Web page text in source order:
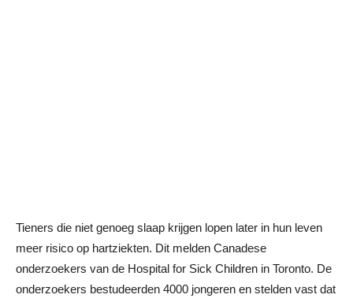
Tieners die niet genoeg slaap krijgen lopen later in hun leven
meer risico op hartziekten. Dit melden Canadese
onderzoekers van de Hospital for Sick Children in Toronto. De
onderzoekers bestudeerden 4000 jongeren en stelden vast dat